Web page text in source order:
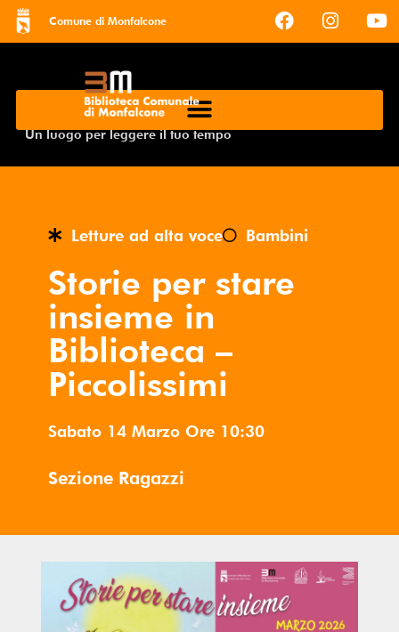
Comune di Monfalcone
Un luogo per leggere il tuo tempo
Letture ad alta voce Bambini
Storie per stare
insieme in
Biblioteca –
Piccolissimi
Sabato 14 Marzo Ore 10:30
Sezione Ragazzi